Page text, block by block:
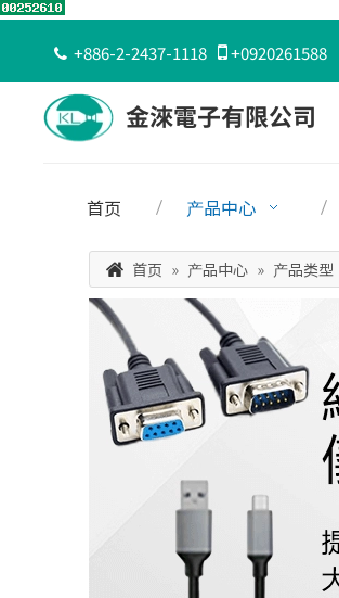
 +886-2-2437-1118 +0920261588
首页 产品中心
首页 » 产品中心 » 产品类型